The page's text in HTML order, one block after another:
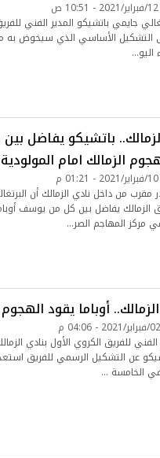
جايمي باتشيكو المدير الفني
التشكيل الأساسي الذي سيخوض به
اليو…
باتشيكو يفاضل بين
الزمالك امام المولودية
من داخل نادي الزمالك أن
الزمالك يفاضل بين كل من يوسف
مركز المهاجم الصر…
أوباما يقود
الفني للفريق الكروي الأول بنادي
عن التشكيل الرسمي للفريق
في الخامسة …